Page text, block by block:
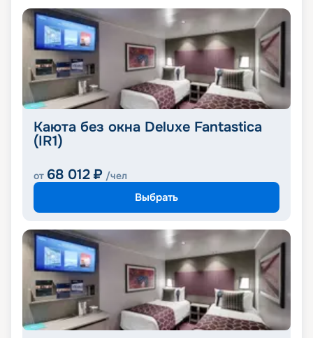
Каюта без окна Deluxe Fantastica
(IR1)
от 68 012 ₽ /чел
Выбрать